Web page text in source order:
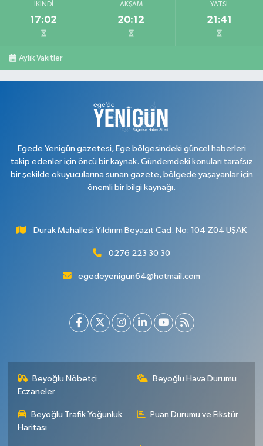
Serkan Eczanesi
Kurtuluş Mahallesi, Hakkı Yağcı Caddesi No:7 B Merkez Uşak
0 (276) 227 27 20
Yol Tarifi Al
İKINDI
17:02
AKŞAM
20:12
YATSI
21:41
Aylık Vakitler
Egede Yenigün gazetesi, Ege bölgesindeki güncel haberleri
takip edenler için öncü bir kaynak. Gündemdeki konuları tarafsız
bir şekilde okuyucularına sunan gazete, bölgede yaşayanlar için
önemli bir bilgi kaynağı.
Durak Mahallesi Yıldırım Beyazıt Cad. No: 104 Z04 UŞAK
0276 223 30 30
egedeyenigun64@hotmail.com
Beyoğlu Nöbetçi
Eczaneler
Beyoğlu Hava Durumu
Beyoğlu Trafik Yoğunluk
Haritası
Puan Durumu ve Fikstür